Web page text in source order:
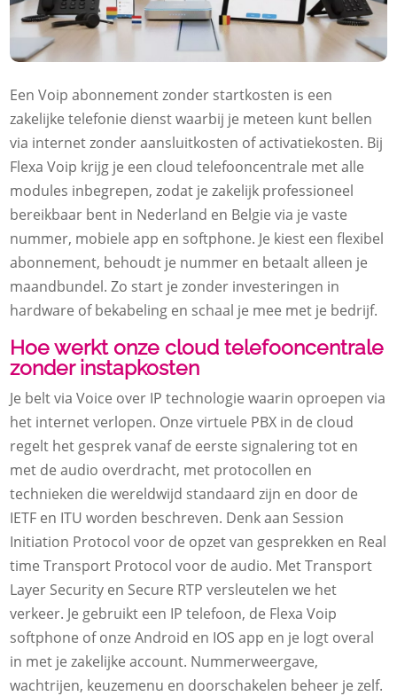
Een Voip abonnement zonder startkosten is een
zakelijke telefonie dienst waarbij je meteen kunt bellen
via internet zonder aansluitkosten of activatiekosten.​ Bij
Flexa Voip krijg je een cloud telefooncentrale met alle
modules inbegrepen, zodat je zakelijk professioneel
bereikbaar bent in Nederland en Belgie via je vaste
nummer, mobiele app en softphone.​ Je kiest een flexibel
abonnement, behoudt je nummer en betaalt alleen je
maandbundel.​ Zo start je zonder investeringen in
hardware of bekabeling en schaal je mee met je bedrijf.​
Hoe werkt onze cloud telefooncentrale
zonder instapkosten
Je belt via Voice over IP technologie waarin oproepen via
het internet verlopen.​ Onze virtuele PBX in de cloud
regelt het gesprek vanaf de eerste signalering tot en
met de audio overdracht, met protocollen en
technieken die wereldwijd standaard zijn en door de
IETF en ITU worden beschreven.​ Denk aan Session
Initiation Protocol voor de opzet van gesprekken en Real
time Transport Protocol voor de audio.​ Met Transport
Layer Security en Secure RTP versleutelen we het
verkeer.​ Je gebruikt een IP telefoon, de Flexa Voip
softphone of onze Android en IOS app en je logt overal
in met je zakelijke account.​ Nummerweergave,
wachtrijen, keuzemenu en doorschakelen beheer je zelf.​